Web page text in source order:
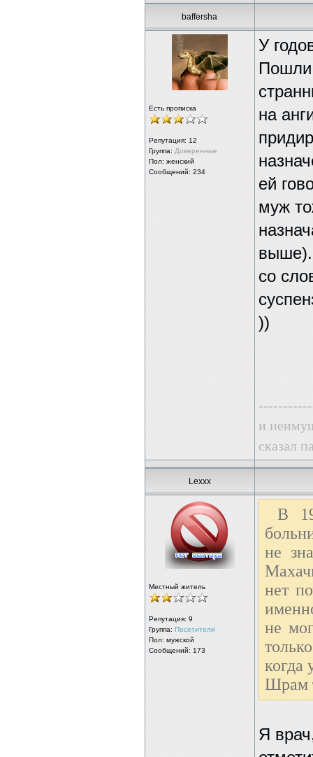
baffersha
Есть прописка
Репутация: 12
Группа: Доверенные
Пол: женский
Сообщений: 234
У
Пошли
на
ей
муж
выше).
со
))
и
сказал
Lexxx
Местный житель
Репутация: 9
Группа: Посетители
Пол: мужской
Сообщений: 173
В
не
нет
не
когда
Шрам
Я